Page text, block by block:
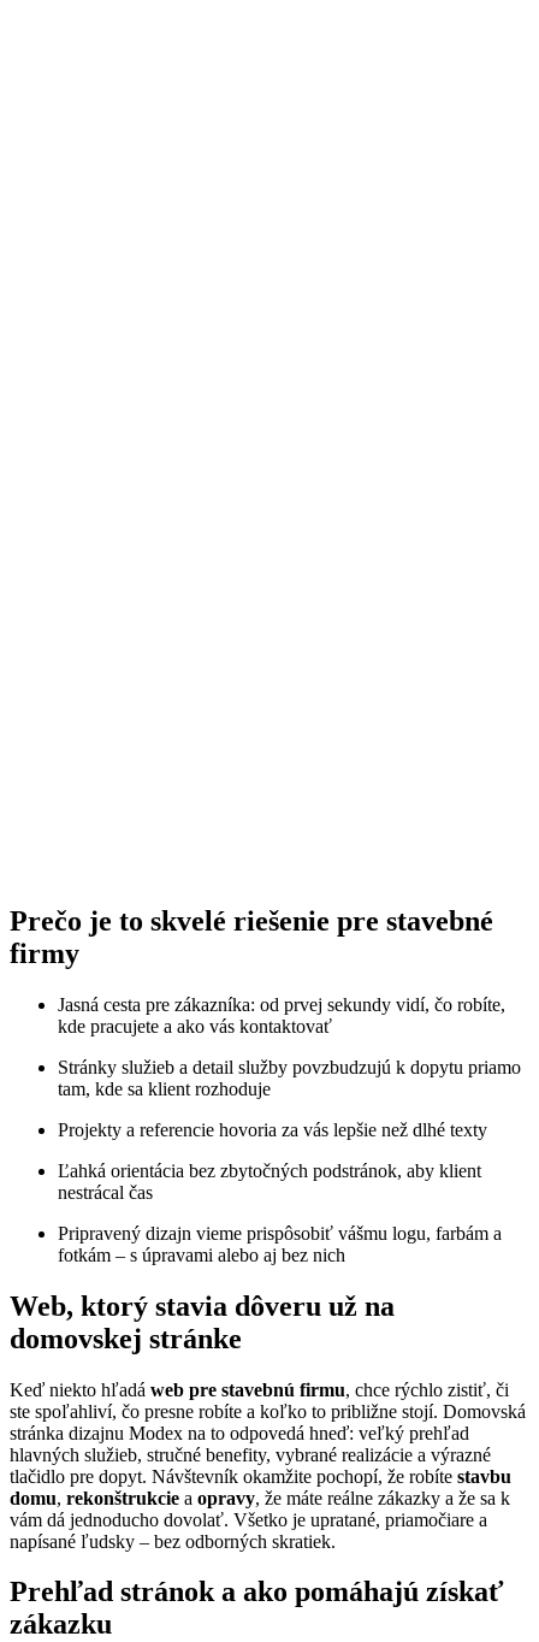
Prečo je to skvelé riešenie pre stavebné
firmy
Jasná cesta pre zákazníka: od prvej sekundy vidí, čo robíte,
kde pracujete a ako vás kontaktovať
Stránky služieb a detail služby povzbudzujú k dopytu priamo
tam, kde sa klient rozhoduje
Projekty a referencie hovoria za vás lepšie než dlhé texty
Ľahká orientácia bez zbytočných podstránok, aby klient
nestrácal čas
Pripravený dizajn vieme prispôsobiť vášmu logu, farbám a
fotkám – s úpravami alebo aj bez nich
Web, ktorý stavia dôveru už na
domovskej stránke
Keď niekto hľadá web pre stavebnú firmu, chce rýchlo zistiť, či
ste spoľahliví, čo presne robíte a koľko to približne stojí. Domovská
stránka dizajnu Modex na to odpovedá hneď: veľký prehľad
hlavných služieb, stručné benefity, vybrané realizácie a výrazné
tlačidlo pre dopyt. Návštevník okamžite pochopí, že robíte stavbu
domu, rekonštrukcie a opravy, že máte reálne zákazky a že sa k
vám dá jednoducho dovolať. Všetko je upratané, priamočiare a
napísané ľudsky – bez odborných skratiek.
Prehľad stránok a ako pomáhajú získať
zákazku